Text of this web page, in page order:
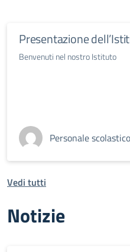
Presentazione
Benvenuti nel nostro Istituto
Personale scolastico
Vedi tutti
Notizie